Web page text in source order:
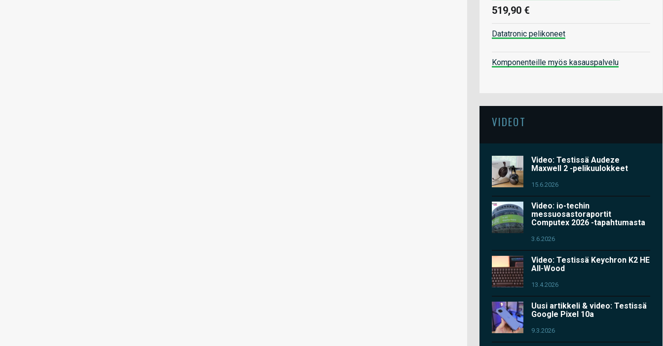
519,90 €
Datatronic pelikoneet
Komponenteille myös kasauspalvelu
VIDEOT
Video: Testissä Audeze
Maxwell 2 -pelikuulokkeet
15.6.2026
Video: io-techin
messuosastoraportit
Computex 2026 -tapahtumasta
3.6.2026
Video: Testissä Keychron K2 HE
All-Wood
13.4.2026
Uusi artikkeli & video: Testissä
Google Pixel 10a
9.3.2026